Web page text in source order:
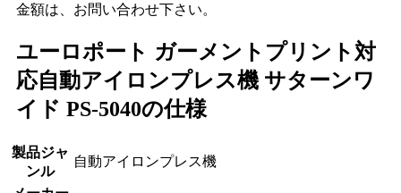
金額は、お問い合わせ下さい。
ユーロポート ガーメントプリント対
応自動アイロンプレス機 サターンワ
イド PS-5040の仕様
製品ジャ
ンル
自動アイロンプレス機